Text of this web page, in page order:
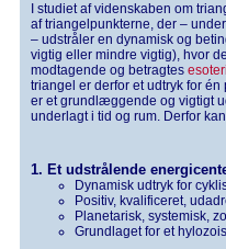
I studiet af videnskaben om
af triangelpunkterne, der –
– udstråler en dynamisk og
vigtig eller mindre vigtig), hvor
modtagende og betragtes
triangel er derfor et udtryk for
er et grundlæggende og vigtigt
underlagt i tid og rum. Derfor
1. Et udstrålende
Dynamisk udtryk for
Positiv, kvalificeret,
Planetarisk, systemisk,
Grundlaget for et